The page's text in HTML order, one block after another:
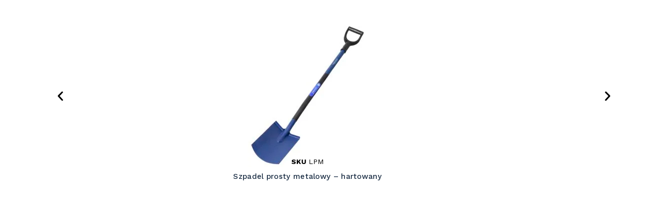
Szpadel prosty metalowy – hartowany
SKU LPM